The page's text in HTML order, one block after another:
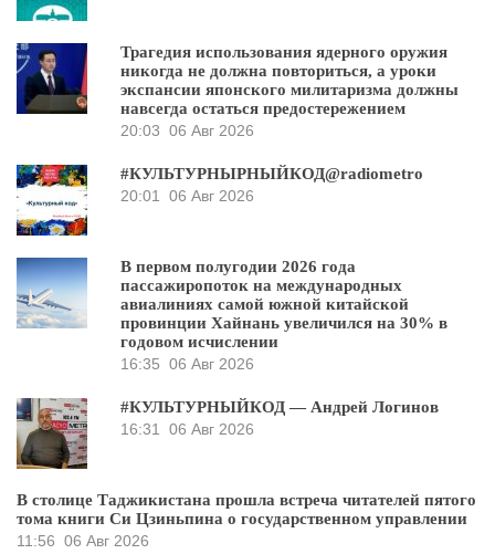
Трагедия использования ядерного оружия
никогда не должна повториться, а уроки
экспансии японского милитаризма должны
навсегда остаться предостережением
20:03 06 Авг 2026
#КУЛЬТУРНЫРНЫЙКОД@radiometro
20:01
06 Авг 2026
В первом полугодии 2026 года
пассажиропоток на международных
авиалиниях самой южной китайской
провинции Хайнань увеличился на 30% в
годовом исчислении
16:35 06 Авг 2026
#КУЛЬТУРНЫЙКОД — Андрей Логинов
16:31
06 Авг 2026
В столице Таджикистана прошла встреча читателей пятого
тома книги Си Цзиньпина о государственном управлении
11:56 06 Авг 2026